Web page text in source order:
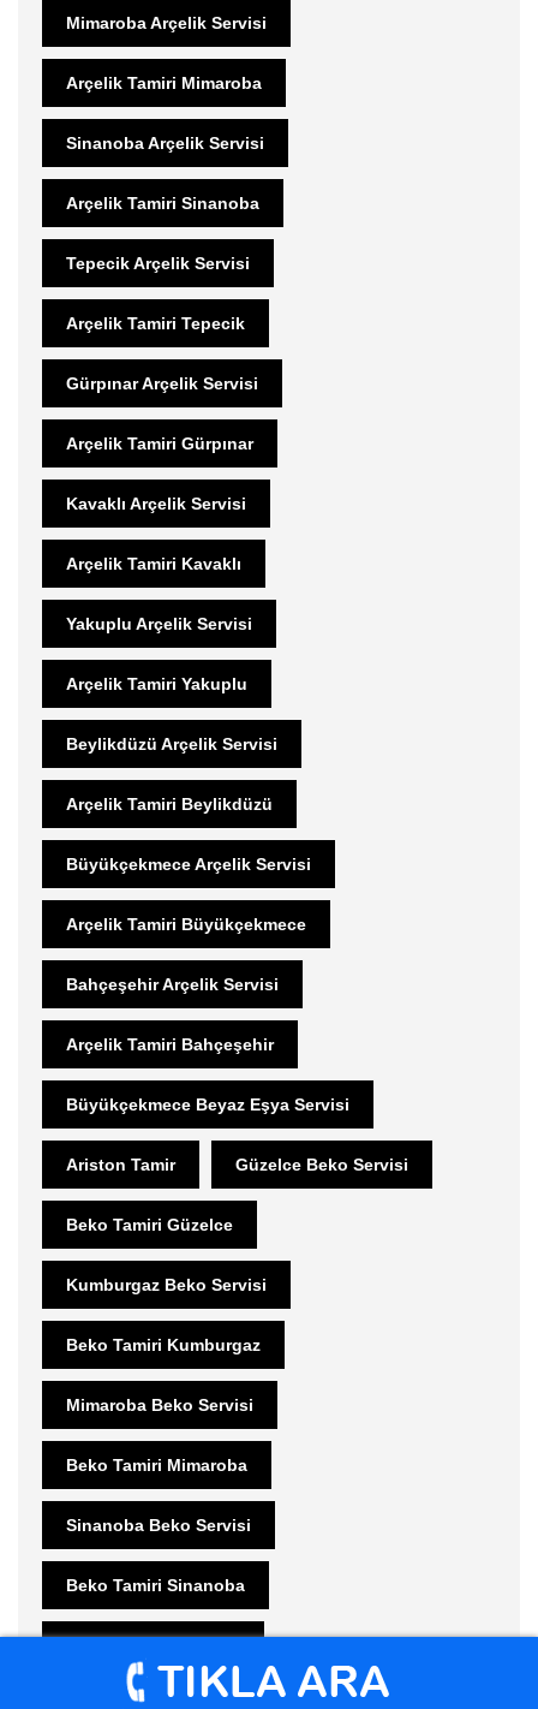
Mimaroba Arçelik Servisi
Arçelik Tamiri Mimaroba
Sinanoba Arçelik Servisi
Arçelik Tamiri Sinanoba
Tepecik Arçelik Servisi
Arçelik Tamiri Tepecik
Gürpınar Arçelik Servisi
Arçelik Tamiri Gürpınar
Kavaklı Arçelik Servisi
Arçelik Tamiri Kavaklı
Yakuplu Arçelik Servisi
Arçelik Tamiri Yakuplu
Beylikdüzü Arçelik Servisi
Arçelik Tamiri Beylikdüzü
Büyükçekmece Arçelik Servisi
Arçelik Tamiri Büyükçekmece
Bahçeşehir Arçelik Servisi
Arçelik Tamiri Bahçeşehir
Büyükçekmece Beyaz Eşya Servisi
Ariston Tamir Güzelce Beko Servisi
Beko Tamiri Güzelce
Kumburgaz Beko Servisi
Beko Tamiri Kumburgaz
Mimaroba Beko Servisi
Beko Tamiri Mimaroba
Sinanoba Beko Servisi
Beko Tamiri Sinanoba
Beko Tamiri Beykent